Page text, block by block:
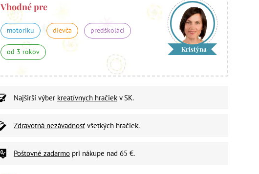
Vhodné pre
motoriku dievča predškoláci
od 3 rokov Kristýna
Najširší výber kreatívnych hračiek v SK.
Zdravotná nezávadnosť všetkých hračiek.
Poštovné zadarmo pri nákupe nad 65 €.